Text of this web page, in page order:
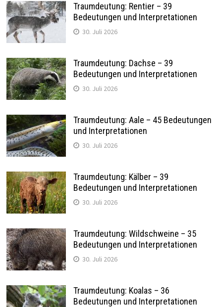
Traumdeutung: Rentier – 39
Bedeutungen und Interpretationen
30. Juli 2026
Traumdeutung: Dachse – 39
Bedeutungen und Interpretationen
30. Juli 2026
Traumdeutung: Aale – 45 Bedeutungen
und Interpretationen
30. Juli 2026
Traumdeutung: Kälber – 39
Bedeutungen und Interpretationen
30. Juli 2026
Traumdeutung: Wildschweine – 35
Bedeutungen und Interpretationen
30. Juli 2026
Traumdeutung: Koalas – 36
Bedeutungen und Interpretationen